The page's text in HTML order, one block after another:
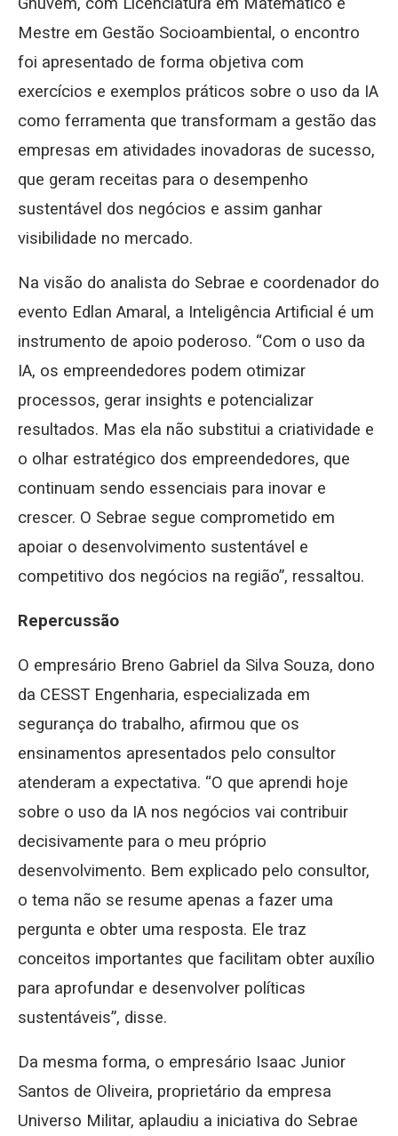
Mestre em Gestão Socioambiental, o encontro
foi apresentado de forma objetiva com
exercícios e exemplos práticos sobre o uso da IA
como ferramenta que transformam a gestão das
empresas em atividades inovadoras de sucesso,
que geram receitas para o desempenho
sustentável dos negócios e assim ganhar
visibilidade no mercado.
Na visão do analista do Sebrae e coordenador do
evento Edlan Amaral, a Inteligência Artificial é um
instrumento de apoio poderoso. “Com o uso da
IA, os empreendedores podem otimizar
processos, gerar insights e potencializar
resultados. Mas ela não substitui a criatividade e
o olhar estratégico dos empreendedores, que
continuam sendo essenciais para inovar e
crescer. O Sebrae segue comprometido em
apoiar o desenvolvimento sustentável e
competitivo dos negócios na região”, ressaltou.
Repercussão
O empresário Breno Gabriel da Silva Souza, dono
da CESST Engenharia, especializada em
segurança do trabalho, afirmou que os
ensinamentos apresentados pelo consultor
atenderam a expectativa. “O que aprendi hoje
sobre o uso da IA nos negócios vai contribuir
decisivamente para o meu próprio
desenvolvimento. Bem explicado pelo consultor,
o tema não se resume apenas a fazer uma
pergunta e obter uma resposta. Ele traz
conceitos importantes que facilitam obter auxílio
para aprofundar e desenvolver políticas
sustentáveis”, disse.
Da mesma forma, o empresário Isaac Junior
Santos de Oliveira, proprietário da empresa
Universo Militar, aplaudiu a iniciativa do Sebrae